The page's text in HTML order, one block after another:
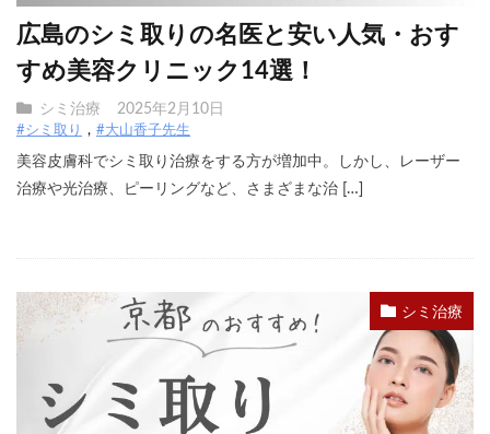
広島のシミ取りの名医と安い人気・おす
すめ美容クリニック14選！
シミ治療 2025年2月10日
#シミ取り #大山香子先生
美容皮膚科でシミ取り治療をする方が増加中。しかし、レーザー
治療や光治療、ピーリングなど、さまざまな治 […]
シミ治療